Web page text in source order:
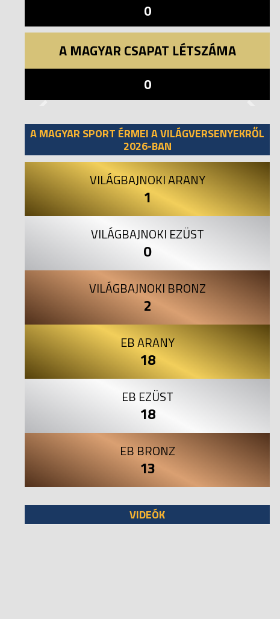
0
A MAGYAR CSAPAT LÉTSZÁMA
0
A MAGYAR SPORT ÉRMEI A VILÁGVERSENYEKRŐL
2026-BAN
VILÁGBAJNOKI ARANY
1
VILÁGBAJNOKI EZÜST
0
VILÁGBAJNOKI BRONZ
2
EB ARANY
18
EB EZÜST
18
EB BRONZ
13
VIDEÓK